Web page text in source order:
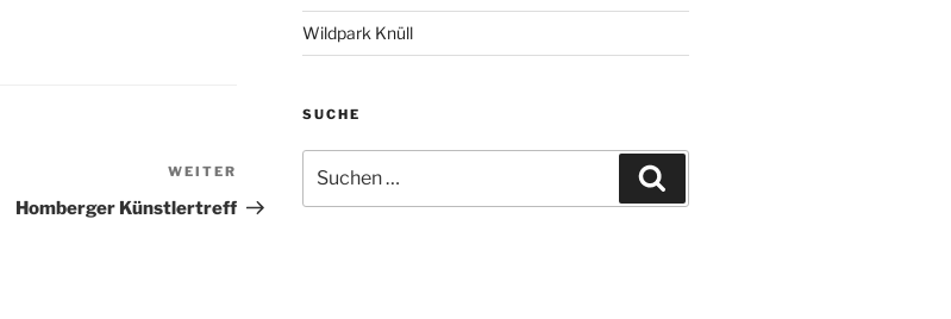
Nächster
Beitrag
WEITER
Homberger Künstlertreff
Wildpark Knüll
SUCHE
nach: